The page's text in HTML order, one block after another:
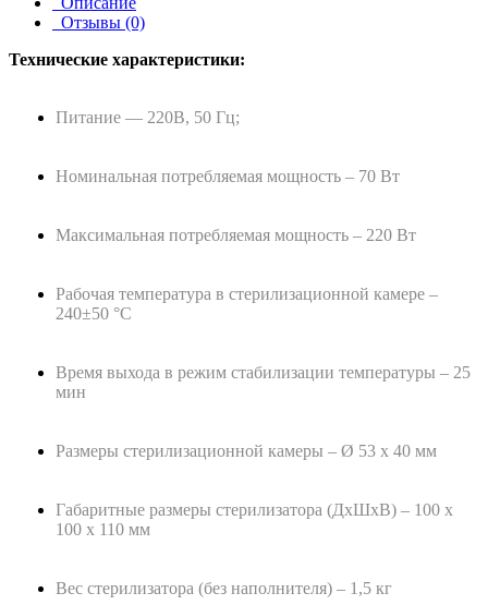
Отзывы (0)
Технические характеристики:
Питание — 220В, 50 Гц;
Номинальная потребляемая мощность – 70 Вт
Максимальная потребляемая мощность – 220 Вт
Рабочая температура в стерилизационной камере –
240±50 °С
Время выхода в режим стабилизации температуры – 25
мин
Размеры стерилизационной камеры – Ø 53 х 40 мм
Габаритные размеры стерилизатора (ДхШхВ) – 100 х
100 х 110 мм
Вес стерилизатора (без наполнителя) – 1,5 кг